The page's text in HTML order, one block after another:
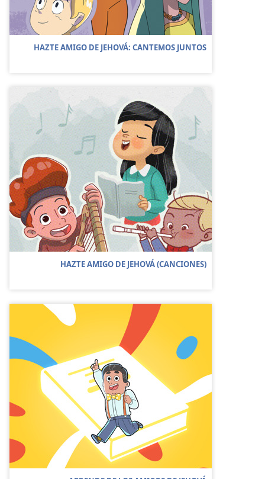
HAZTE AMIGO DE JEHOVÁ: CANTEMOS JUNTOS
HAZTE AMIGO DE JEHOVÁ (CANCIONES)